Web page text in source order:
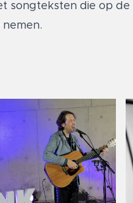
songteksten die op